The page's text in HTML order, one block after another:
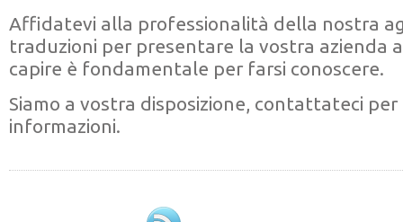
Affidatevi alla professionalità della nostra
traduzioni per presentare la vostra azienda
capire è fondamentale per farsi conoscere.
Siamo a vostra disposizione, contattateci per
informazioni.